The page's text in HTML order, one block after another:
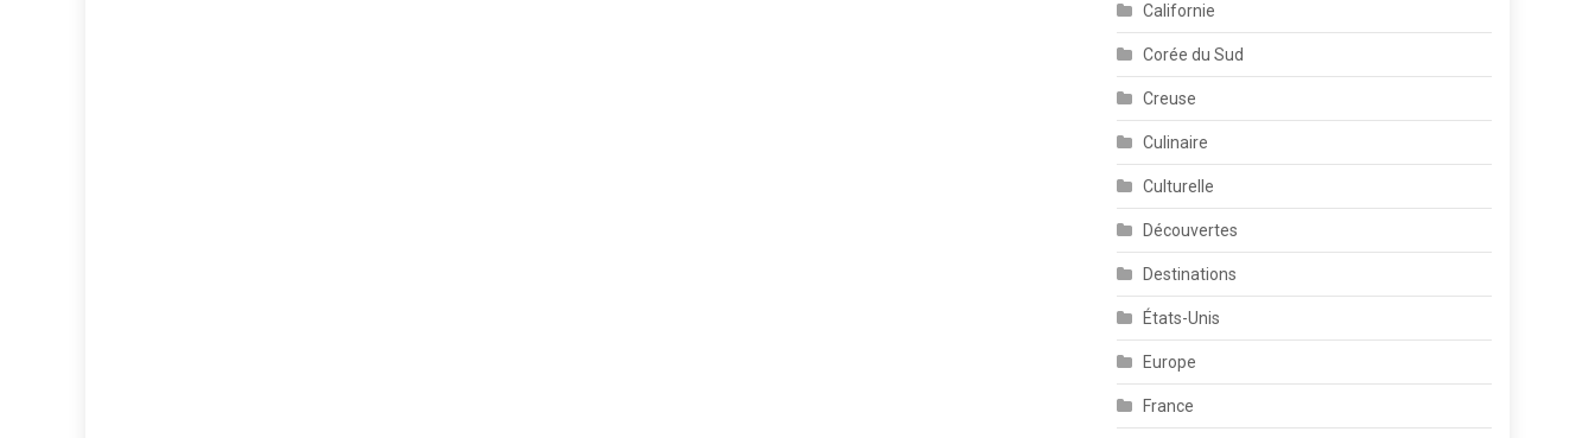
Californie
Corée du Sud
Creuse
Culinaire
Culturelle
Découvertes
Destinations
États-Unis
Europe
France